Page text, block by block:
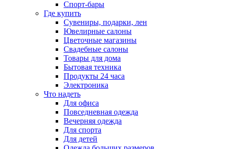
Спорт-бары
Где купить
Сувениры, подарки, лен
Ювелирные салоны
Цветочные магазины
Свадебные салоны
Товары для дома
Бытовая техника
Продукты 24 часа
Электроника
Что надеть
Для офиса
Повседневная одежда
Вечерняя одежда
Для спорта
Для детей